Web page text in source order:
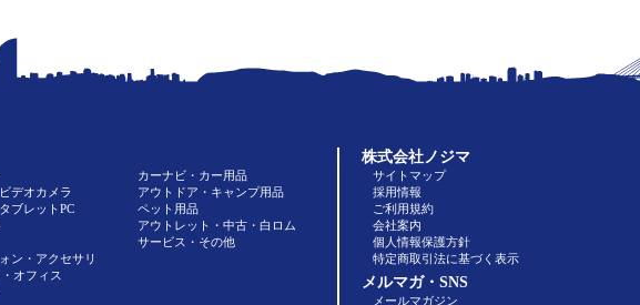
デオカメラ
ブレットPC
ン・アクセサリ
オフィス
カーナビ・カー用品
アウトドア・キャンプ用品
ペット用品
アウトレット・中古・白ロム
サービス・その他
株式会社ノジマ
サイトマップ
採用情報
ご利用規約
会社案内
個人情報保護方針
特定商取引法に基づく表示
メルマガ・SNS
メールマガジン